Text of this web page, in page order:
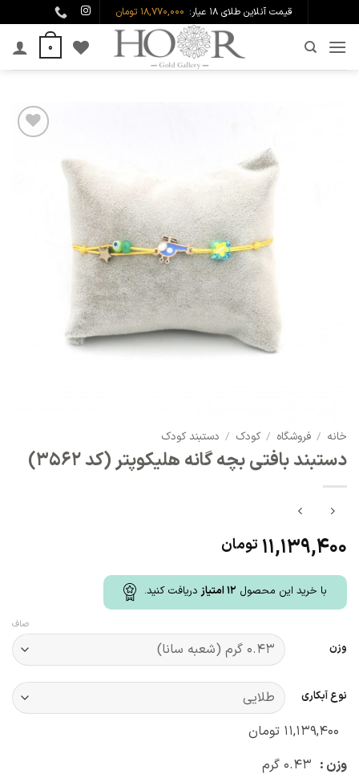
to
content
قیمت آنلاین طلای ۱۸ عیار: 18,770,000 تومان
0
خانه / فروشگاه / کودک / دستبند کودک
دستبند بافتی بچه گانه هلیکوپتر (کد 3562)
11,139,400 تومان
با خرید این محصول 12امتیازدریافت کنید.
وزن
نوع آبکاری
صاف
۱۱,۱۳۹,۴۰۰ تومان
وزن : ۰.۴۳ گرم